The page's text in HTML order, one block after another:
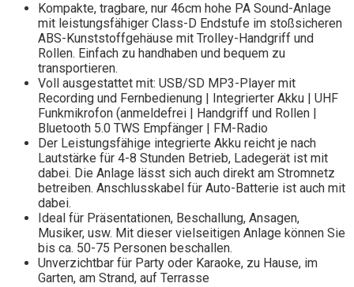
Kompakte, tragbare, nur 46cm hohe PA Sound-Anlage
mit leistungsfähiger Class-D Endstufe im stoßsicheren
ABS-Kunststoffgehäuse mit Trolley-Handgriff und
Rollen. Einfach zu handhaben und bequem zu
transportieren.
Voll ausgestattet mit: USB/SD MP3-Player mit
Recording und Fernbedienung | Integrierter Akku | UHF
Funkmikrofon (anmeldefrei | Handgriff und Rollen |
Bluetooth 5.0 TWS Empfänger | FM-Radio
Der Leistungsfähige integrierte Akku reicht je nach
Lautstärke für 4-8 Stunden Betrieb, Ladegerät ist mit
dabei. Die Anlage lässt sich auch direkt am Stromnetz
betreiben. Anschlusskabel für Auto-Batterie ist auch mit
dabei.
Ideal für Präsentationen, Beschallung, Ansagen,
Musiker, usw. Mit dieser vielseitigen Anlage können Sie
bis ca. 50-75 Personen beschallen.
Unverzichtbar für Party oder Karaoke, zu Hause, im
Garten, am Strand, auf Terrasse